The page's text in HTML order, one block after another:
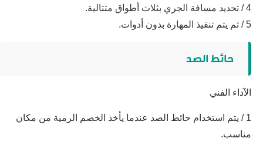
حائط الصد
الآداء الفني
1 / يتم استخدام حائط الصد عندما يأخذ الخصم الرمية من مكان
مناسب.